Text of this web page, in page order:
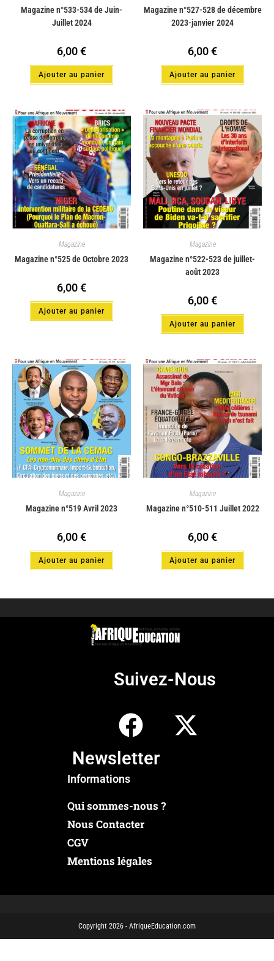
Magazine n°533-534 de Juin-
Juillet 2024
6,00€
Ajouter au panier
Magazine n°527-528 de décembre
2023-janvier 2024
6,00€
Ajouter au panier
Magazine
Magazine n°525 de Octobre 2023
6,00€
Ajouter au panier
Magazine
Magazine n°522-523 de juillet-
août 2023
6,00€
Ajouter au panier
Magazine
Magazine n°519 Avril 2023
6,00€
Ajouter au panier
Magazine
Magazine n°510-511 Juillet 2022
6,00€
Ajouter au panier
Suivez-Nous
Newsletter
Informations
Qui sommes-nous ?
Nous Contacter
CGV
Mentions légales
Copyright 2026 - AfriqueEducation.com